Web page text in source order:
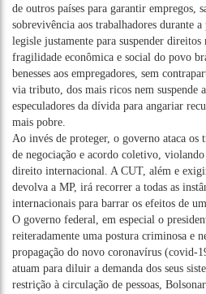
de outros países para garantir empregos,
sobrevivência aos trabalhadores durante
legisle justamente para suspender
fragilidade econômica e social do povo
benesses aos empregadores, sem
via tributo, dos mais ricos nem suspende
especuladores da dívida para angariar
mais pobre.
Ao invés de proteger, o governo ataca os
de negociação e acordo coletivo,
direito internacional. A CUT, além e
devolva a MP, irá recorrer a todas as
internacionais para barrar os efeitos de
O governo federal, em especial o
reiteradamente uma postura criminosa e
propagação do novo coronavírus (covid-
atuam para diluir a demanda dos seus
restrição à circulação de pessoas,